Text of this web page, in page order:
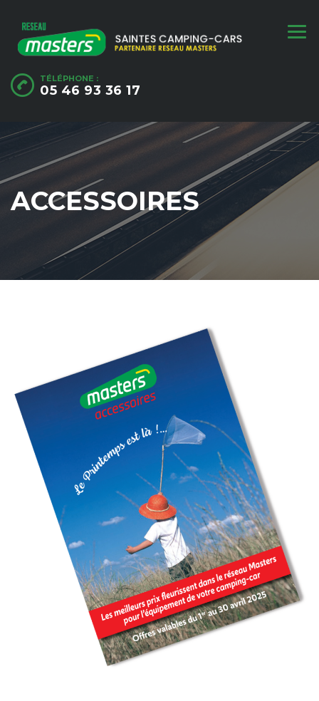
TÉLÉPHONE :
05 46 93 36 17
ACCESSOIRES